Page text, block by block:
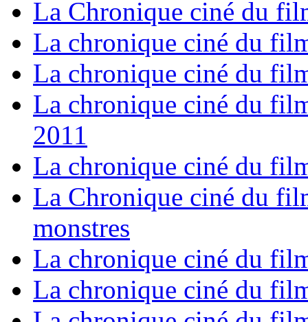
La Chronique ciné du
La chronique ciné du
La chronique ciné du
La chronique ciné du
2011
La chronique ciné du
La Chronique ciné du
monstres
La chronique ciné du
La chronique ciné du